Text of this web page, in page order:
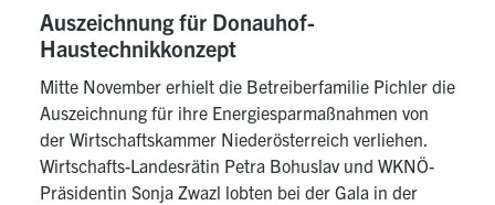
Auszeichnung für Donauhof-
Haustechnikkonzept
Mitte November erhielt die Betreiberfamilie Pichler die
Auszeichnung für ihre Energiesparmaßnahmen von
der Wirtschaftskammer Niederösterreich verliehen.
Wirtschafts-Landesrätin Petra Bohuslav und WKNÖ-
Präsidentin Sonja Zwazl lobten bei der Gala in der